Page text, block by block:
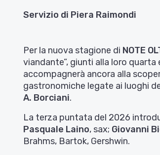
Servizio di Piera Raimondi
Per la nuova stagione di NOTE
viandante”, giunti alla loro quarta
accompagnerà ancora alla
gastronomiche legate ai luoghi
A. Borciani.
La terza puntata del 2026
Pasquale Laino, sax; Giovanni
Brahms, Bartok, Gershwin.